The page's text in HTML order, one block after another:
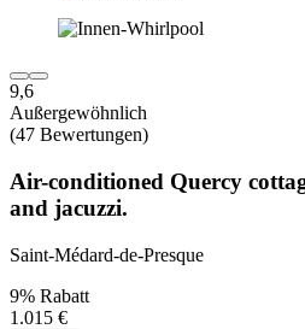
9,6
Außergewöhnlich
(47 Bewertungen)
Air-conditioned Quercy
and jacuzzi.
Saint-Médard-de-Presque
9% Rabatt
1.015 €